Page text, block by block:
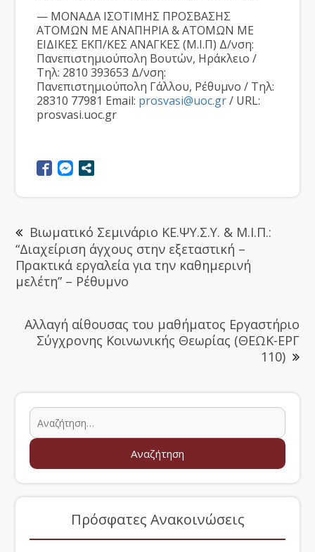
— ΜΟΝΑΔΑ ΙΣΟΤΙΜΗΣ ΠΡΟΣΒΑΣΗΣ
ΑΤΟΜΩΝ ΜΕ ΑΝΑΠΗΡΙΑ & ΑΤΟΜΩΝ ΜΕ
ΕΙΔΙΚΕΣ ΕΚΠ/ΚΕΣ ΑΝΑΓΚΕΣ (Μ.Ι.Π) Δ/νση:
Πανεπιστημιούπολη Βουτών, Ηράκλειο /
Τηλ: 2810 393653 Δ/νση:
Πανεπιστημιούπολη Γάλλου, Ρέθυμνο / Τηλ:
28310 77981 Email: prosvasi@uoc.gr/ URL:
prosvasi.uoc.gr
Βιωματικό Σεμινάριο ΚΕ.ΨΥ.Σ.Υ. & Μ.Ι.Π.:
“Διαχείριση άγχους στην εξεταστική –
Πρακτικά εργαλεία για την καθημερινή
μελέτη” – Ρέθυμνο
Αλλαγή αίθουσας του μαθήματος Εργαστήριο
Σύγχρονης Κοινωνικής Θεωρίας (ΘΕΩΚ-ΕΡΓ
110)
Πρόσφατες Ανακοινώσεις